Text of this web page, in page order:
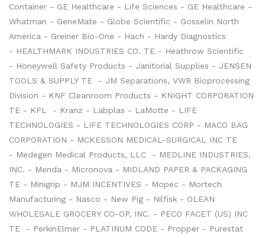
Container - GE Healthcare - Life Sciences - GE Healthcare -
Whatman - GeneMate - Globe Scientific - Gosselin North
America - Greiner Bio-One - Hach - Hardy Diagnostics
- HEALTHMARK INDUSTRIES CO. TE - Heathrow Scientific
- Honeywell Safety Products - Janitorial Supplies - JENSEN
TOOLS & SUPPLY TE - JM Separations, VWR Bioprocessing
Division - KNF Cleanroom Products - KNIGHT CORPORATION
TE - KPL - Kranz - Labplas - LaMotte - LIFE
TECHNOLOGIES - LIFE TECHNOLOGIES CORP - MACO BAG
CORPORATION - MCKESSON MEDICAL-SURGICAL INC TE
- Medegen Medical Products, LLC - MEDLINE INDUSTRIES,
INC. - Menda - Micronova - MIDLAND PAPER & PACKAGING
TE - Minigrip - MJM INCENTIVES - Mopec - Mortech
Manufacturing - Nasco - New Pig - Nilfisk - OLEAN
WHOLESALE GROCERY CO-OP, INC. - PECO FACET (US) INC
TE - PerkinElmer - PLATINUM CODE - Propper - Purestat